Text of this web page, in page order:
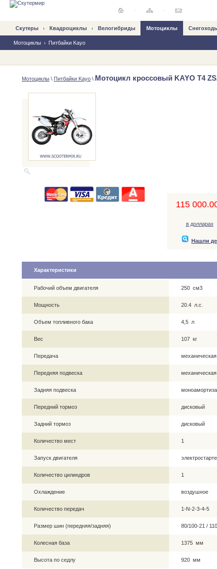
Скутеры Квадроциклы Велогибриды Mотоциклы
Мотоциклы Питбайки Kayo
Mотоциклы \ Питбайки Kayo \ Мотоцикл кроссовый KAYO T4
115
в долларах
Нашли
Характеристики
Рабочий объем двигателя 250 см3
Мощность 20.4 л.с.
Объем топливного бака 4,5 л
Вес 107 кг
Передача механическая
Передняя подвеска
Задняя подвеска
Передний тормоз дисковый
Задний тормоз дисковый
Количество мест 1
Запуск двигателя
Количество цилиндров 1
Охлаждение воздушное
Количество передач 1-N-2-3-4-5
Размер шин (передняя/задняя) 80/100-21 /
Колесная база 1375 мм
Высота по седлу 920 мм